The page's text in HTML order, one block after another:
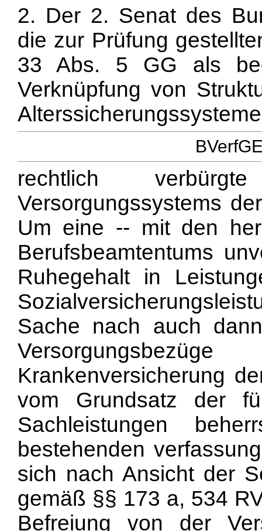
2. Der 2. Senat des
die zur Prüfung
33 Abs. 5 GG als
Verknüpfung von
rechtlich
Versorgungssystems
Um eine -- mit den
Berufsbeamtentums
Ruhegehalt in
Sache nach auch
Krankenversicherung
vom Grundsatz der
Sachleistungen
bestehenden
sich nach Ansicht der
gemäß §§ 173 a, 534
Befreiung von der